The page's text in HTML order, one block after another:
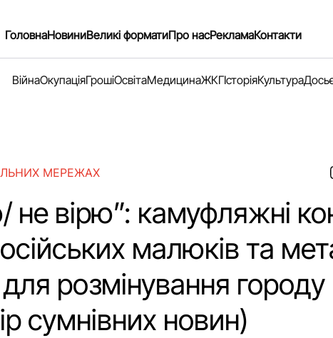
ГоловнаНовиниВеликі форматиПро насРекламаКонтакти
ВійнаОкупаціяГрошіОсвітаМедицинаЖКГІсторіяКультура
МЕРЕЖАХ
не вірю”: камуфляжні
малюків та
для розмінування городу
сумнівних новин)